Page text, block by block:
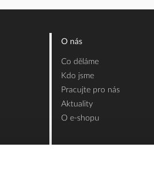
O nás
Co děláme
Kdo jsme
Pracujte pro nás
Aktuality
O e-shopu